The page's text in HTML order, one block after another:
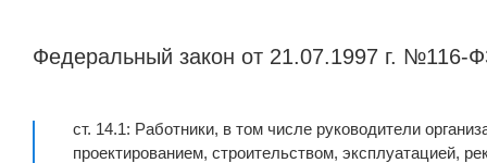
Федеральный закон от 21.07.1997 г. №116-
ст. 14.1: Работники, в том числе руководители
проектированием, строительством, эксплуатацией,